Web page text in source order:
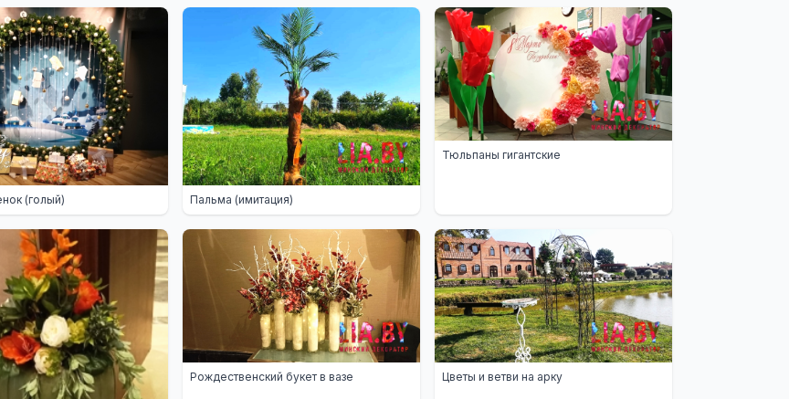
(голый) Пальма (имитация)
Тюльпаны гигантские
Рождественский букет в вазе Цветы и ветви на арку